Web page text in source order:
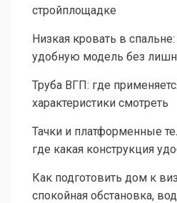
стройплощадке
Низкая кровать в
удобную модель без
Труба ВГП: где
характеристики смотреть
Тачки и платформенные
где какая конструкция
Как подготовить дом к
спокойная обстановка,